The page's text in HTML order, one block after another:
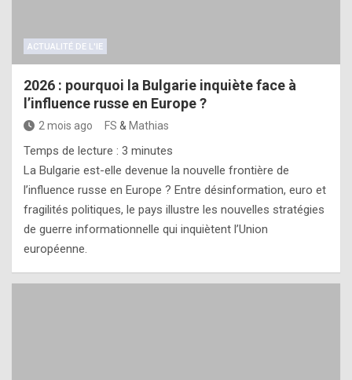
ACTUALITÉ DE L'IE
2026 : pourquoi la Bulgarie inquiète face à
l’influence russe en Europe ?
2 mois ago FS & Mathias
Temps de lecture : 3 minutes
La Bulgarie est-elle devenue la nouvelle frontière de
l’influence russe en Europe ? Entre désinformation, euro et
fragilités politiques, le pays illustre les nouvelles stratégies
de guerre informationnelle qui inquiètent l’Union
européenne.